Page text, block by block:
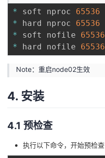
* soft nproc 65536
*
hard nproc 65536
*
soft nofile 65536
*
hard nofile 65536
Note：重启node02生效
4. 安装
4.1 预检查
执行以下命令，开始预检查